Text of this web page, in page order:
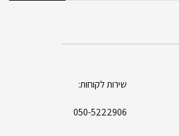
שירות לקוחות:
050-5222906